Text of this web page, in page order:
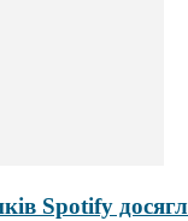
Spotify